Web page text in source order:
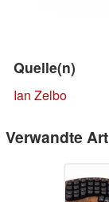
Quelle(n)
Ian Zelbo
Verwandte